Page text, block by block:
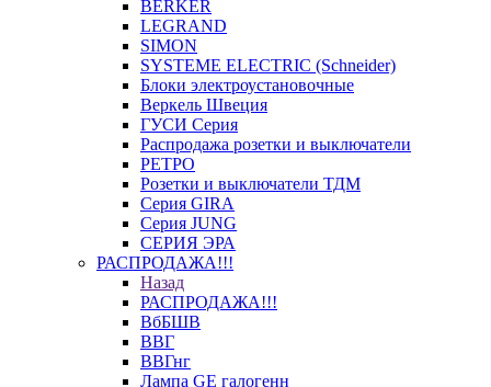
BERKER
LEGRAND
SIMON
SYSTEME ELECTRIC (Schneider)
Блоки электроустановочные
Веркель Швеция
ГУСИ Серия
Распродажа розетки и выключатели
РЕТРО
Розетки и выключатели ТДМ
Серия GIRA
Серия JUNG
СЕРИЯ ЭРА
РАСПРОДАЖА!!!
Назад
РАСПРОДАЖА!!!
ВбБШВ
ВВГ
ВВГнг
Лампа GE галогенн